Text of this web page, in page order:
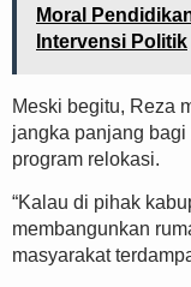
Moral
Intervensi Politik
Meski begitu, Reza
jangka panjang
program relokasi.
“Kalau di pihak
membangunkan
masyarakat